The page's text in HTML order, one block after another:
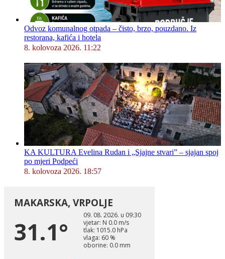
Odvoz komunalnog otpada – čisto, brzo, pouzdano. Iz
restorana, kafića i hotela
8. kolovoza 2026. 11:22
KA KULTURA Evelina Rudan i „Sjajne stvari” – sjajan spoj
po mjeri Podpeći
8. kolovoza 2026. 18:57